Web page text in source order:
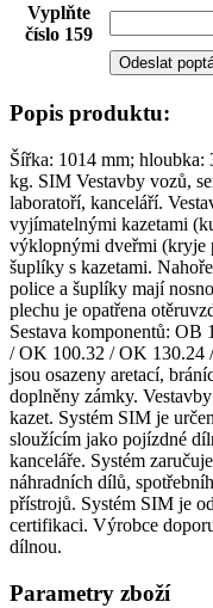
Vyplňte
číslo 159
Popis produktu:
Šířka: 1014 mm; hloubka:
kg. SIM Vestavby vozů,
laboratoří, kanceláří.
vyjímatelnými kazetami
výklopnými dveřmi (kryje
šuplíky s kazetami.
police a šuplíky mají
plechu je opatřena
Sestava komponentů:
/ OK 100.32 / OK 130.24
jsou osazeny aretací,
doplněny zámky.
kazet. Systém SIM je
sloužícím jako pojízdné
kanceláře. Systém
náhradních dílů,
přístrojů. Systém SIM je
certifikaci. Výrobce
dílnou.
Parametry zboží